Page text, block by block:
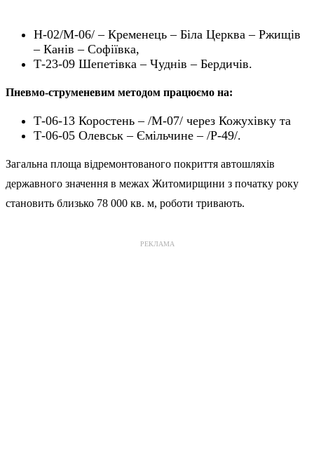
Н-02/М-06/ – Кременець – Біла Церква – Ржищів
– Канів – Софіївка,
Т-23-09 Шепетівка – Чуднів – Бердичів.
Пневмо-струменевим методом працюємо на:
Т-06-13 Коростень – /М-07/ через Кожухівку та
Т-06-05 Олевськ – Ємільчине – /Р-49/.
Загальна площа відремонтованого покриття автошляхів
державного значення в межах Житомирщини з початку року
становить близько 78 000 кв. м, роботи тривають.
РЕКЛАМА